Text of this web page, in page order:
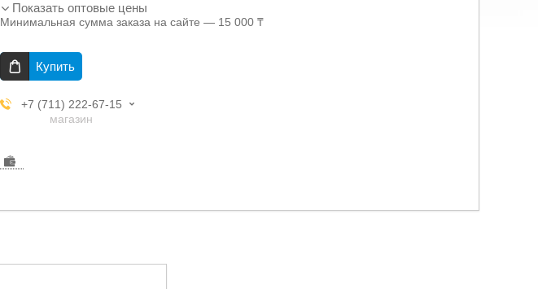
Показать оптовые цены
Минимальная сумма заказа на сайте — 15 000 ₸
Купить
+7 (711) 222-67-15
магазин